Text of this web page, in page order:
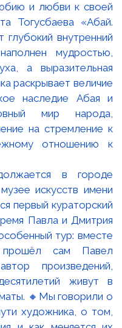
и любви к своей
Тогусбаева «Абай.
внутренний
мудростью,
а выразительная
раскрывает величие
наследие Абая и
мир народа,
на стремление к
отношению к